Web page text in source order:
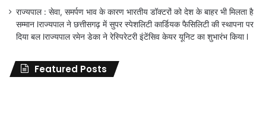
राज्यपाल : सेवा, समर्पण भाव के कारण भारतीय डॉक्टरों को देश के बाहर भी मिलता है
सम्मान lराज्यपाल ने छत्तीसगढ़ में सुपर स्पेशलिटी कार्डियक फैसिलिटी की स्थापना पर
दिया बल lराज्यपाल रमेन डेका ने रेस्पिरेटरी इंटेंसिव केयर यूनिट का शुभारंभ किया l
Featured Posts